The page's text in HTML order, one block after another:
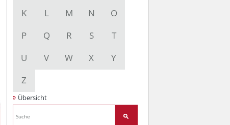
K
L M N
O
P
Q R S
T
U
V W X
Y
Z
Übersicht